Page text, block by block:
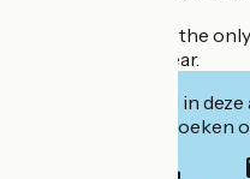
La Villaé is almost the
throughout the year.
Geïnteresseerd in
website om te boeken